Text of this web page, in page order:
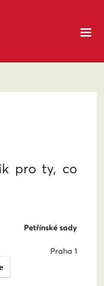
pro ty, co
Petřínské sady
Praha 1